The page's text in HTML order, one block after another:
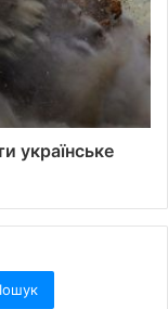
українське